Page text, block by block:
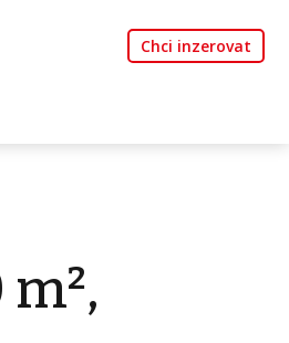
Chci inzerovat